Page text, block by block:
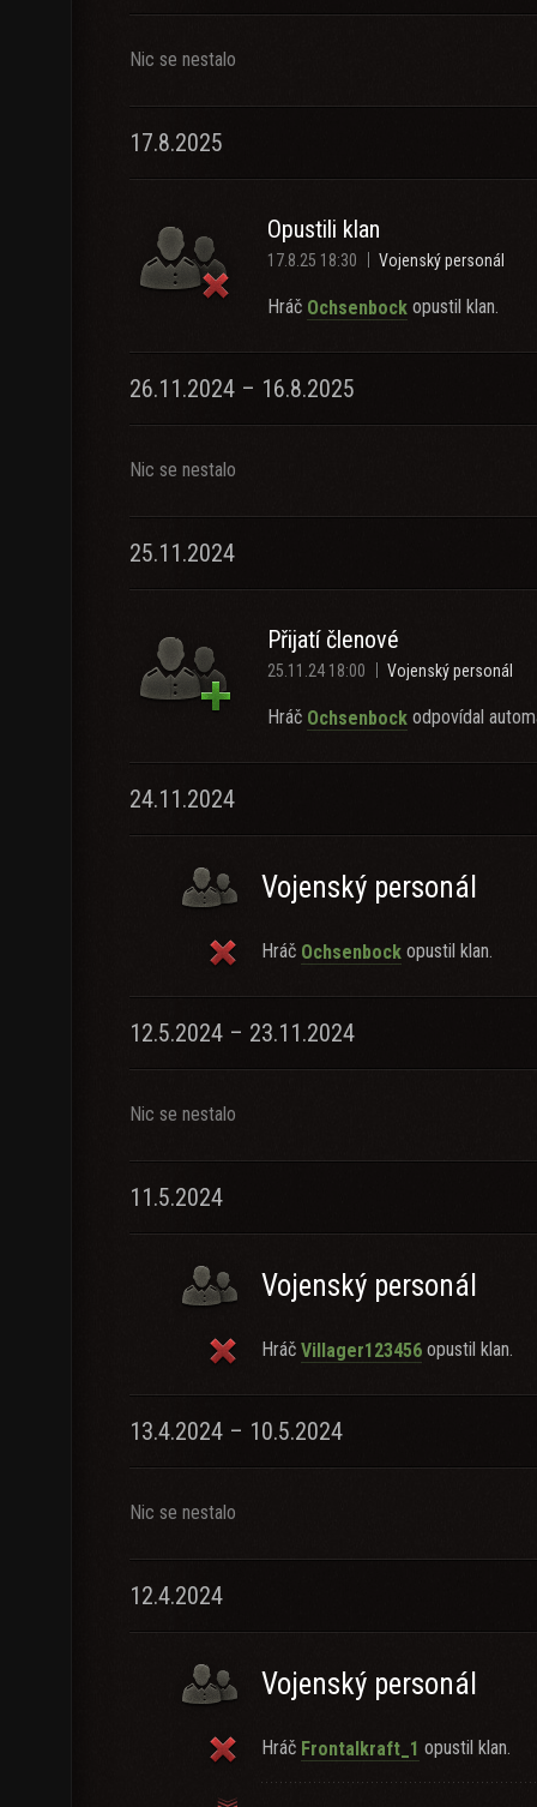
Nic se nestalo
17.8.2025
Opustili klan
17.8.25 18:30 Vojenský personál
Hráč Ochsenbock opustil klan.
26.11.2024 – 16.8.2025
Nic se nestalo
25.11.2024
Přijatí členové
25.11.24 18:00 Vojenský personál
Hráč Ochsenbock odpovídal
24.11.2024
Vojenský personál
Hráč Ochsenbock opustil klan.
12.5.2024 – 23.11.2024
Nic se nestalo
11.5.2024
Vojenský personál
Hráč Villager123456 opustil klan.
13.4.2024 – 10.5.2024
Nic se nestalo
12.4.2024
Vojenský personál
Hráč Frontalkraft_1 opustil klan.